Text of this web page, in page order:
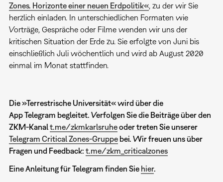
Zones. Horizonte einer neuen Erdpolitik«, zu der wir Sie
herzlich einladen. In unterschiedlichen Formaten wie
Vorträge, Gespräche oder Filme wenden wir uns der
kritischen Situation der Erde zu. Sie erfolgte von Juni bis
einschließlich Juli wöchentlich und wird ab August 2020
einmal im Monat stattfinden.
Die »Terrestrische Universität« wird über die
App Telegram begleitet. Verfolgen Sie die Beiträge über den
ZKM-Kanalt.me/zkmkarlsruheoder treten Sie unserer
Telegram Critical Zones-Gruppebei. Wir freuen uns über
Fragen und Feedback: t.me/zkm_criticalzones
Eine Anleitung für Telegram finden Sie hier.